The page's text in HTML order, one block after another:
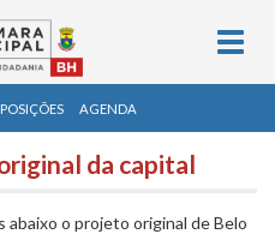
AGENDA
da capital
abaixo o projeto original de Belo